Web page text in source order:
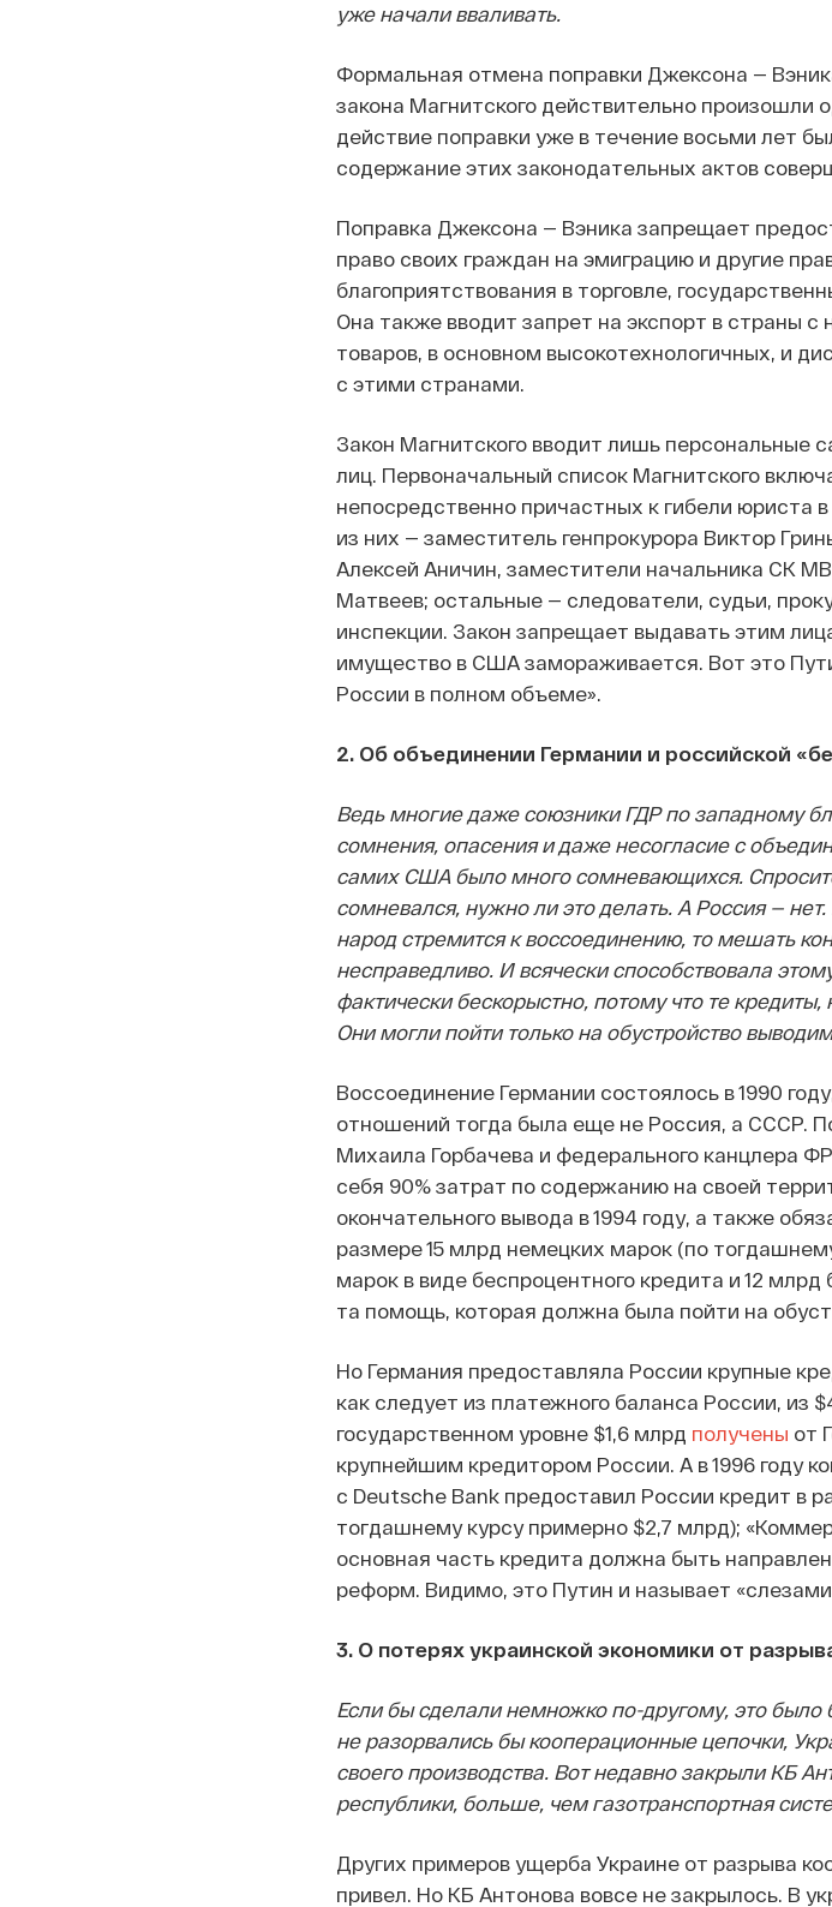
уже начали вваливать.
Формальная отмена поправки Джексона —
закона Магнитского действительно произошли
действие поправки уже в течение восьми лет
содержание этих законодательных актов
Поправка Джексона — Вэника запрещает
право своих граждан на эмиграцию и другие
благоприятствования в торговле,
Она также вводит запрет на экспорт в страны с
товаров, в основном высокотехнологичных, и
с этими странами.
Закон Магнитского вводит лишь персональные
лиц. Первоначальный список Магнитского
непосредственно причастных к гибели
из них — заместитель генпрокурора Виктор
Алексей Аничин, заместители начальника СК
Матвеев; остальные — следователи, судьи,
инспекции. Закон запрещает выдавать этим
имущество в США замораживается. Вот это
России в полном объеме».
2. Об объединении Германии и российской
Ведь многие даже союзники ГДР по западному
сомнения, опасения и даже несогласие с
самих США было много сомневающихся.
сомневался, нужно ли это делать. А Россия —
народ стремится к воссоединению, то мешать
несправедливо. И всячески способствовала
фактически бескорыстно, потому что те
Они могли пойти только на обустройство
Воссоединение Германии состоялось в 1990
отношений тогда была еще не Россия, а СССР.
Михаила Горбачева и федерального канцлера
себя 90% затрат по содержанию на своей
окончательного вывода в 1994 году, а также
размере 15 млрд немецких марок (по
марок в виде беспроцентного кредита и 12
та помощь, которая должна была пойти на
Но Германия предоставляла России крупные
как следует из платежного баланса России, из
государственном уровне $1,6 млрд получены от
крупнейшим кредитором России. А в 1996 году
с Deutsche Bank предоставил России кредит в
тогдашнему курсу примерно $2,7 млрд);
основная часть кредита должна быть
реформ. Видимо, это Путин и называет
3. О потерях украинской экономики от
Если бы сделали немножко по-другому, это
не разорвались бы кооперационные цепочки,
своего производства. Вот недавно закрыли КБ
республики, больше, чем газотранспортная
Других примеров ущерба Украине от разрыва
привел. Но КБ Антонова вовсе не закрылось. В